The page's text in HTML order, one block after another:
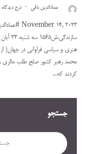
عمادالدین باقی درج دیدگاه
November 14, 2023 #عمادالدین_باقی
سازندگی،ش۱۵۶۵ سه شنبه ۲۳ آبان ۱۴۰۲ ص۱و۶ ✍
هنری و سیاسی فراوانی در جهان(
محمد رهبر کشور صلح طلب مالزی و
کردند که...
جستجو